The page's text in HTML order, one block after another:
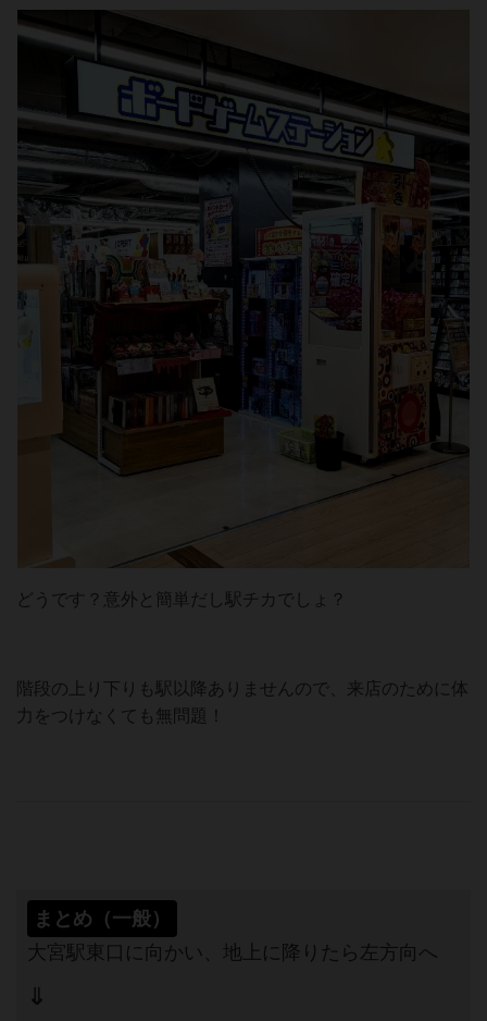
どうです？意外と簡単だし駅チカでしょ？
階段の上り下りも駅以降ありませんので、来店のために体
力をつけなくても無問題！
まとめ（一般）
大宮駅東口に向かい、地上に降りたら左方向へ
⇓